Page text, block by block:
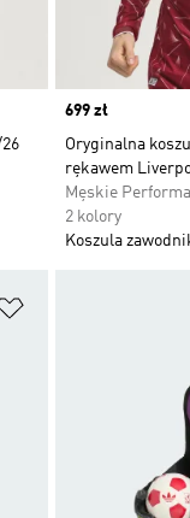
Price
699 zł
Oryginalna
rękawem
Męskie
2 kolory
Koszula
Dodaj do listy